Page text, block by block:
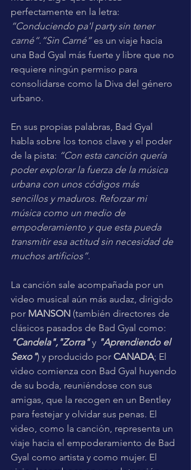
perfectamente en la letra:
“Conduciendo pa'l party sin tener
carné“.“Sin Carné” es un viaje hacia
una Bad Gyal más fuerte y libre que no
requiere ningún permiso para
consolidarse como la Diva del género
urbano.
En sus propias palabras, Bad Gyal
habla sobre los tonos clave y el poder
de la pista: “Con esta canción quería
poder explorar la fuerza de la música
urbana con unos códigos más
sencillos y maduros. Reforzar mi
música como un medio de
empoderamiento y que esta pueda
transmitir esa actitud sin necesidad de
muchos artificios”.
La canción sale acompañada por un
video musical aún más audaz, dirigido
por MANSON (también directores de
clásicos pasados de Bad Gyal como:
"Candela","Zorra" y "Aprendiendo el
Sexo") y producido por CANADA; El
video comienza con Bad Gyal huyendo
de su boda, reuniéndose con sus
amigas, que la recogen en un Bentley
para festejar y olvidar sus penas. El
video, como la canción, representa un
viaje hacia el empoderamiento de Bad
Gyal como artista y como mujer. El